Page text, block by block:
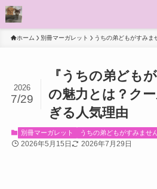
ホーム 別冊マーガレット うちの弟どもがすみま
『うちの弟ども
の魅力とは？ク
ぎる人気理由
2026
7/29
別冊マーガレット うちの弟どもがすみませ
2026年5月15日 2026年7月29日